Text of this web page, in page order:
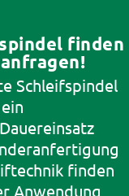
finden
Schleifspindel
finden
Anwendung